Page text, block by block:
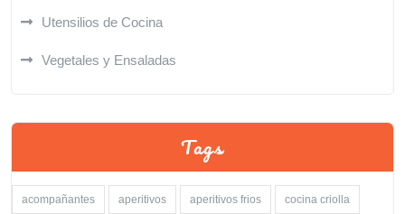
Utensilios de Cocina
Vegetales y Ensaladas
Tags
acompañantes aperitivos aperitivos frios cocina criolla